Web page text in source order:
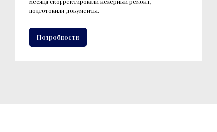
подготовили документы.
Подробности